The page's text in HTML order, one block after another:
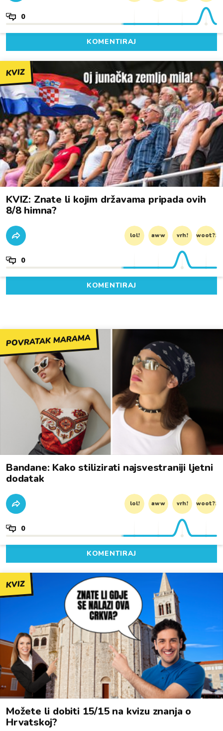
0
KOMENTIRAJ
KVIZ
KVIZ: Znate li kojim državama pripada ovih
8/8 himna?
lol! aww vrh! woot?!
0
KOMENTIRAJ
POVRATAK MARAMA
Bandane: Kako stilizirati najsvestraniji ljetni
dodatak
lol! aww vrh! woot?!
0
KOMENTIRAJ
KVIZ
Možete li dobiti 15/15 na kvizu znanja o
Hrvatskoj?